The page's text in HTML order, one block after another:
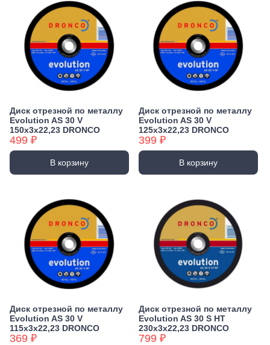
Диск отрезной по металлу
Evolution AS 30 V
150х3х22,23 DRONCO
499 ₽
В корзину
Диск отрезной по металлу
Evolution AS 30 V
125х3х22,23 DRONCO
399 ₽
В корзину
Диск отрезной по металлу
Evolution AS 30 V
115х3х22,23 DRONCO
369 ₽
Диск отрезной по металлу
Evolution AS 30 S HT
230х3х22,23 DRONCO
799 ₽